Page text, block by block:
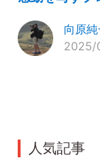
向原純
2025/
人気記事